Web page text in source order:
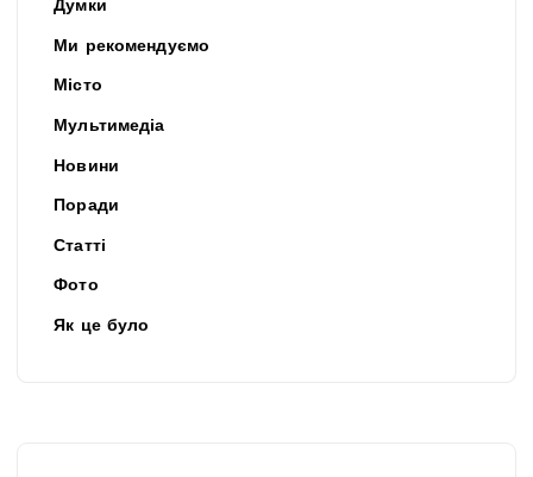
Думки
Ми рекомендуємо
Місто
Мультимедіа
Новини
Поради
Статті
Фото
Як це було